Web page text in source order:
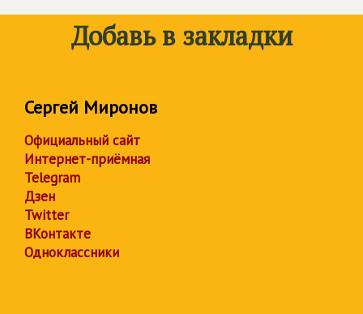
Добавь в закладки
Сергей Миронов
Официальный сайт
Интернет-приёмная
Telegram
Дзен
Twitter
ВКонтакте
Одноклассники